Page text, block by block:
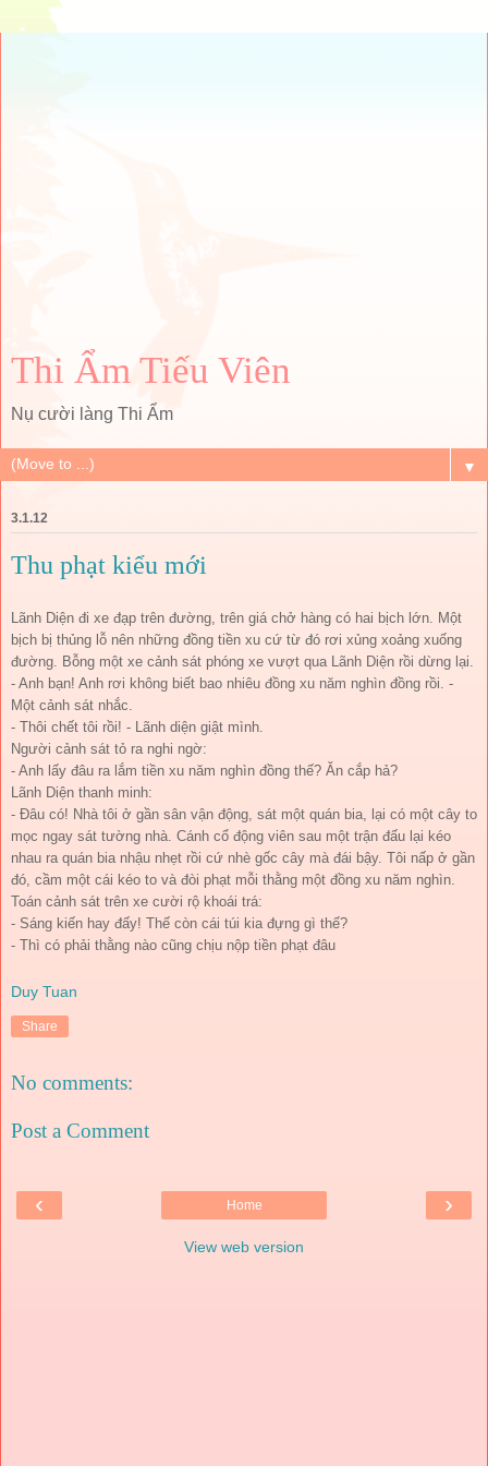
Thi Ẩm Tiếu Viên
Nụ cười làng Thi Ẩm
▼
3.1.12
Thu phạt kiểu mới
Lãnh Diện đi xe đạp trên đường, trên giá chở hàng có hai bịch lớn. Một
bịch bị thủng lỗ nên những đồng tiền xu cứ từ đó rơi xủng xoảng xuống
đường. Bỗng một xe cảnh sát phóng xe vượt qua Lãnh Diện rồi dừng lại.
- Anh bạn! Anh rơi không biết bao nhiêu đồng xu năm nghìn đồng rồi. -
Một cảnh sát nhắc.
- Thôi chết tôi rồi! - Lãnh diện giật mình.
Người cảnh sát tỏ ra nghi ngờ:
- Anh lấy đâu ra lắm tiền xu năm nghìn đồng thế? Ăn cắp hả?
Lãnh Diện thanh minh:
- Đâu có! Nhà tôi ở gần sân vận động, sát một quán bia, lại có một cây to
mọc ngay sát tường nhà. Cánh cổ động viên sau một trận đấu lại kéo
nhau ra quán bia nhậu nhẹt rồi cứ nhè gốc cây mà đái bậy. Tôi nấp ở gần
đó, cầm một cái kéo to và đòi phạt mỗi thằng một đồng xu năm nghìn.
Toán cảnh sát trên xe cười rộ khoái trá:
- Sáng kiến hay đấy! Thế còn cái túi kia đựng gì thế?
- Thì có phải thằng nào cũng chịu nộp tiền phạt đâu
Duy Tuan
Share
No comments:
Post a Comment
‹ ›
Home
View web version